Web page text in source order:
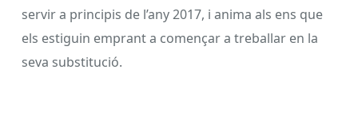
servir a principis de l’any 2017, i anima als ens que
els estiguin emprant a començar a treballar en la
seva substitució.